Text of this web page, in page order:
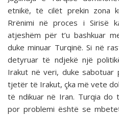
etnikë, të cilët prekin zona
Rrënimi në proces i Sirisë
atjeshëm për t’u bashkuar
duke minuar Turqinë. Si në
detyruar të ndjekë një
Irakut në veri, duke sabotuar
tjetër të Irakut, çka më vete
të ndikuar në Iran. Turqia do
por problemi është se